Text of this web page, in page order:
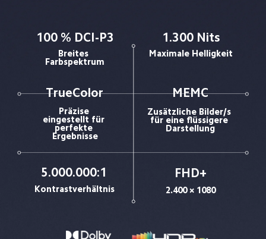
100 % DCI-P3 1.300 Nits
Breites
Farbspektrum
Maximale Helligkeit
TrueColor MEMC
Präzise
eingestellt für
perfekte
Ergebnisse
Zusätzliche Bilder/s
für eine flüssigere
Darstellung
5.000.000:1 FHD+
Kontrastverhältnis 2.400 × 1080